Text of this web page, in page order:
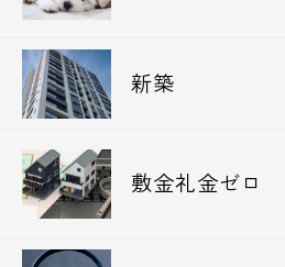
新築
敷金礼金ゼロ